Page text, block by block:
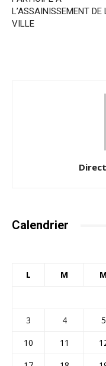
L’ASSAINISSEMENT DE
VILLE
Calendrier
L M M
3
4 5
10
11